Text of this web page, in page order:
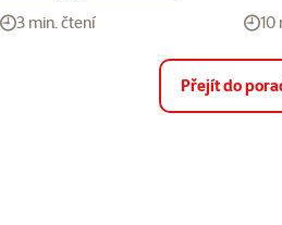
3 min. čtení 10
Přejít do